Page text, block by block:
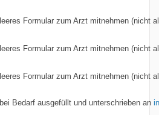
leeres Formular zum Arzt mitnehmen (nicht
leeres Formular zum Arzt mitnehmen (nicht
leeres Formular zum Arzt mitnehmen (nicht
bei Bedarf ausgefüllt und unterschrieben an